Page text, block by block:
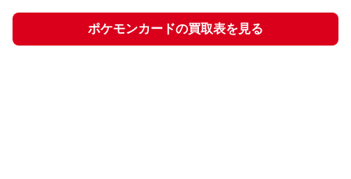
ポケモンカードの買取表を見る